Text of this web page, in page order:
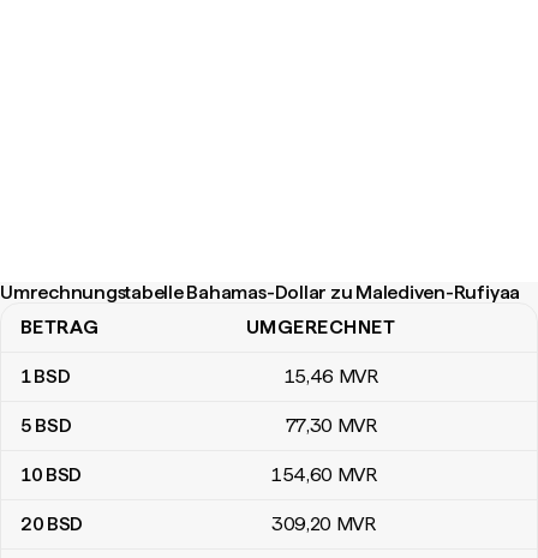
Umrechnungstabelle Bahamas-Dollar zu Malediven-Rufiyaa
Umrechnungstabelle Bahamas-Dollar zu Malediven-Rufiyaa
BETRAG UMGERECHNET
1BSD 15,46 MVR
5 BSD 77,30 MVR
10 BSD 154,60 MVR
20 BSD 309,20 MVR